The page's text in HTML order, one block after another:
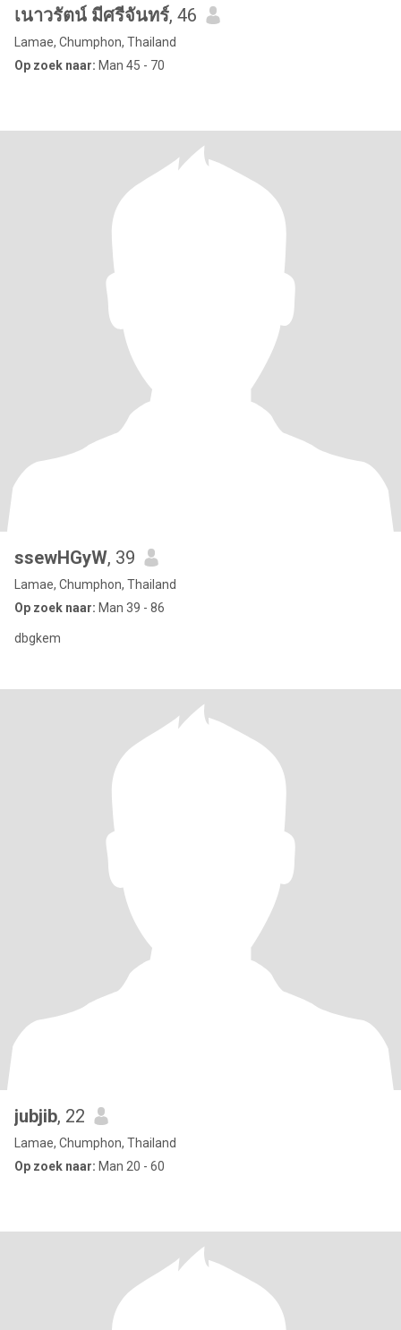
เนาวรัตน์ มีศรีจันทร์, 46
Lamae, Chumphon, Thailand
Op zoek naar: Man 45 - 70
ssewHGyW, 39
Lamae, Chumphon, Thailand
Op zoek naar: Man 39 - 86
dbgkem
jubjib, 22
Lamae, Chumphon, Thailand
Op zoek naar: Man 20 - 60